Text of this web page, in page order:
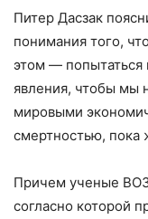
Питер Дасзак
понимания того,
этом — попытаться
явления, чтобы мы
мировыми
смертностью, пока
Причем ученые
согласно которой